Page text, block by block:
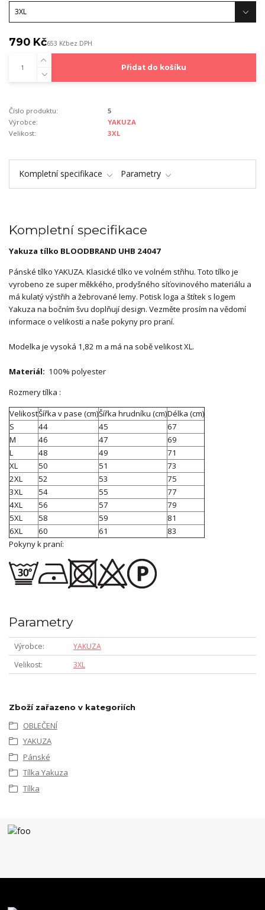
790 Kč653 Kčbez DPH
Přidat do košíku
Číslo produktu:
5
Výrobce:
YAKUZA
Velikost:
3XL
Kompletní specifikace Parametry
Kompletní specifikace
Yakuza tílko BLOODBRAND UHB 24047
Pánské tílko YAKUZA. Klasické tílko ve volném střihu. Toto tílko je
vyrobeno ze super měkkého, prodyšného síťovinového materiálu a
má kulatý výstřih a žebrované lemy. Potisk loga a štítek s logem
Yakuza na bočním švu doplňují design. Vezměte prosím na vědomí
informace o velikosti a naše pokyny pro praní.
Modelka je vysoká 1,82 m a má na sobě velikost XL.
Materiál: 100% polyester
Rozmery tílka :
VelikostŠířka v pase (cm)Šířka hrudníku (cm)Délka (cm)
S
44 45
67
M
46 47
69
L
48 49
71
XL
50 51
73
2XL
52 53
75
3XL
54 55
77
4XL
56 57
79
5XL
58 59
81
6XL
60 61
83
Pokyny k praní:
Parametry
Výrobce
YAKUZA
Velikost
3XL
Zboží zařazeno v kategoriích
OBLEČENÍ
YAKUZA
Pánské
Tílka Yakuza
Tílka